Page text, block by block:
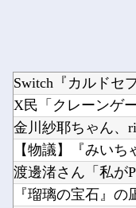
Switch『カルドセ
金川紗耶ちゃん、